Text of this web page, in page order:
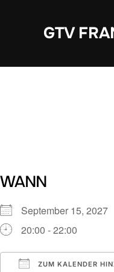
GTV
WANN
September 15, 2027
20:00 - 22:00
ZUM KALENDER